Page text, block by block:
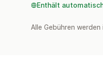
Enthält
Alle Gebühren